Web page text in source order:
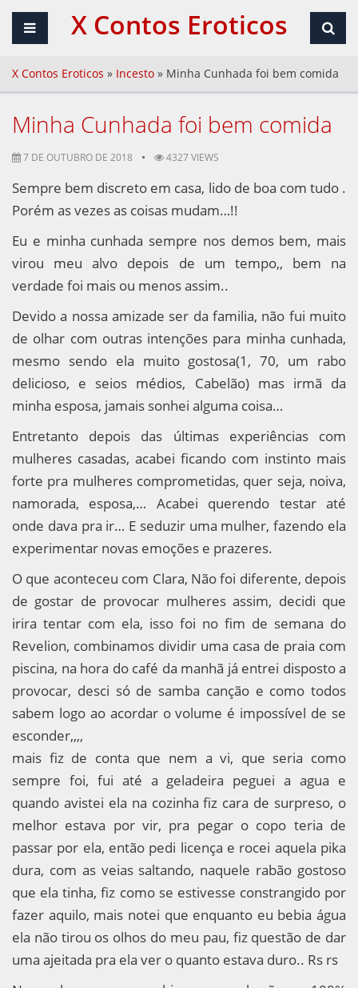
X Contos Eroticos
X Contos Eroticos » Incesto » Minha Cunhada foi bem comida
Minha Cunhada foi bem comida
7 DE OUTUBRO DE 2018 4327 VIEWS
Sempre bem discreto em casa, lido de boa com tudo .
Porém as vezes as coisas mudam…!!
Eu e minha cunhada sempre nos demos bem, mais
virou meu alvo depois de um tempo,, bem na
verdade foi mais ou menos assim..
Devido a nossa amizade ser da familia, não fui muito
de olhar com outras intenções para minha cunhada,
mesmo sendo ela muito gostosa(1, 70, um rabo
delicioso, e seios médios, Cabelão) mas irmã da
minha esposa, jamais sonhei alguma coisa…
Entretanto depois das últimas experiências com
mulheres casadas, acabei ficando com instinto mais
forte pra mulheres comprometidas, quer seja, noiva,
namorada, esposa,… Acabei querendo testar até
onde dava pra ir… E seduzir uma mulher, fazendo ela
experimentar novas emoções e prazeres.
O que aconteceu com Clara, Não foi diferente, depois
de gostar de provocar mulheres assim, decidi que
irira tentar com ela, isso foi no fim de semana do
Revelion, combinamos dividir uma casa de praia com
piscina, na hora do café da manhã já entrei disposto a
provocar, desci só de samba canção e como todos
sabem logo ao acordar o volume é impossível de se
esconder,,,,
mais fiz de conta que nem a vi, que seria como
sempre foi, fui até a geladeira peguei a agua e
quando avistei ela na cozinha fiz cara de surpreso, o
melhor estava por vir, pra pegar o copo teria de
passar por ela, então pedi licença e rocei aquela pika
dura, com as veias saltando, naquele rabão gostoso
que ela tinha, fiz como se estivesse constrangido por
fazer aquilo, mais notei que enquanto eu bebia água
ela não tirou os olhos do meu pau, fiz questão de dar
uma ajeitada pra ela ver o quanto estava duro.. Rs rs